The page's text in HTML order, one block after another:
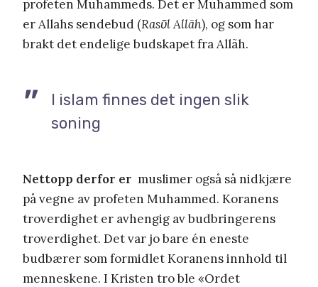
profeten Muhammeds. Det er Muhammed som
er Allahs sendebud (Rasῦl Allãh), og som har
brakt det endelige budskapet fra Allãh.
I islam finnes det ingen slik
soning
Nettopp derfor er muslimer også så nidkjære
på vegne av profeten Muhammed. Koranens
troverdighet er avhengig av budbringerens
troverdighet. Det var jo bare én eneste
budbærer som formidlet Koranens innhold til
menneskene. I Kristen tro ble «Ordet